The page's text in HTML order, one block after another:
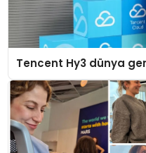
Tencent Hy3 dünya